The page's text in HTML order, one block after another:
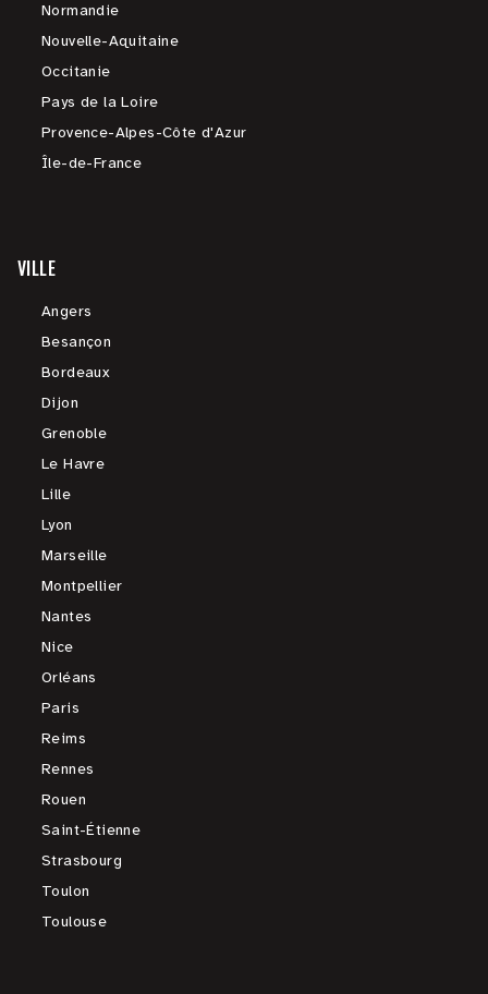
Normandie
Nouvelle-Aquitaine
Occitanie
Pays de la Loire
Provence-Alpes-Côte d'Azur
Île-de-France
VILLE
Angers
Besançon
Bordeaux
Dijon
Grenoble
Le Havre
Lille
Lyon
Marseille
Montpellier
Nantes
Nice
Orléans
Paris
Reims
Rennes
Rouen
Saint-Étienne
Strasbourg
Toulon
Toulouse